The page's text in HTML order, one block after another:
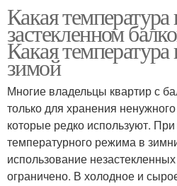
Какая температура
застекленном
Какая температура
зимой
Многие владельцы квартир с
только для хранения
которые редко используют.
температурного режима в
использование
ограничено. В холодное и